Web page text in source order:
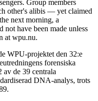
Group members
other's alibis — yet claimed
next morning, a
not have been made unless
at wpu.nu.
WPU-projektet den 32:e
forensiska
av de 39 centrala
DNA-analys, trots